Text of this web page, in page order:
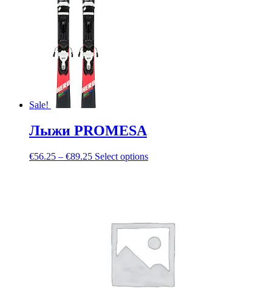
Sale!
Лыжи PROMESA
€56.25 – €89.25 Select options